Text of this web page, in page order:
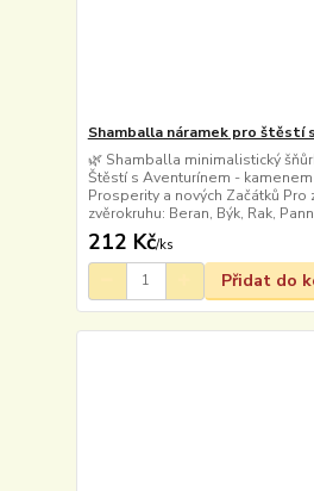
Shamballa náramek pro štěstí
🌿 Shamballa minimalistický
Štěstí s Aventurínem - kamenem
Prosperity a nových Začátků Pro
zvěrokruhu: Beran, Býk, Rak,
212 Kč/ks
Přidat do